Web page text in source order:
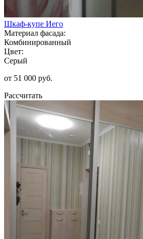
Шкаф-купе Иего
Материал фасада:
Комбинированный
Цвет:
Серый
от 51 000 руб.
Рассчитать